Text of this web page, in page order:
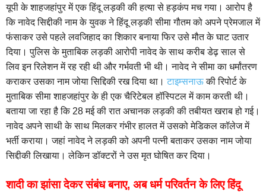
यूपी के शाहजहांपुर में एक हिंदू लड़की की हत्या से हड़कंप मच गया। आरोप है
कि नावेद सिद्दीकी नाम के युवक ने हिंदू लड़की सीमा गौतम को अपने प्रेमजाल में
फंसाकर उसे पहले लवजिहाद का शिकार बनाया फिर उसे मौत के घाट उतार
दिया। पुलिस के मुताबिक लड़की आरोपी नावेद के साथ करीब डेढ़ साल से
लिव इन रिलेशन में रह रही थी और गर्भवती भी थी। नावेद ने सीमा का धर्मांतरण
कराकर उसका नाम जोया सिद्दिकी रख दिया था। टाइम्सनाऊकी रिपोर्ट के
मुताबिक सीमा शाहजहांपुर के ही एक चैरिटेबल हॉस्पिटल में काम करती थी।
बताया जा रहा है कि 28 मई की रात अचानक लड़की की तबीयत खराब हो गई।
नावेद अपने साथी के साथ मिलकर गंभीर हालत में उसको मेडिकल कॉलेज में
भर्ती कराया। जहां नावेद ने लड़की को अपनी पत्नी बताकर उसका नाम जोया
सिद्दीकी लिखाया। लेकिन डॉक्टरों ने उस मृत घोषित कर दिया।
शादी का झांसा देकर संबंध बनाए, अब धर्म परिवर्तन के लिए हिंदू